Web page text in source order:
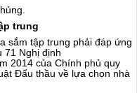
trung
sắm tập trung phải đáp ứng
71 Nghị định
2014 của Chính phủ quy
Đấu thầu về lựa chọn nhà